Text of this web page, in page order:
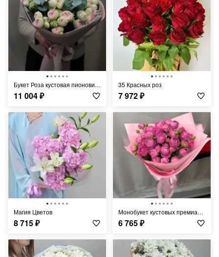
Букет Роза кустовая пионовидная
11 004₽
35 Красных роз
7 972₽
Магия Цветов
8 715₽
Монобукет кустовых премиальных пионовидных роз
6 765₽